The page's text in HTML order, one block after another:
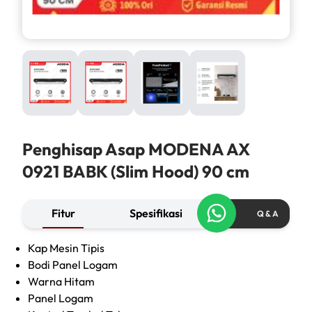
Penghisap Asap MODENA AX
0921 BABK (Slim Hood) 90 cm
Fitur Spesifikasi Q & A
Kap Mesin Tipis
Bodi Panel Logam
Warna Hitam
Panel Logam